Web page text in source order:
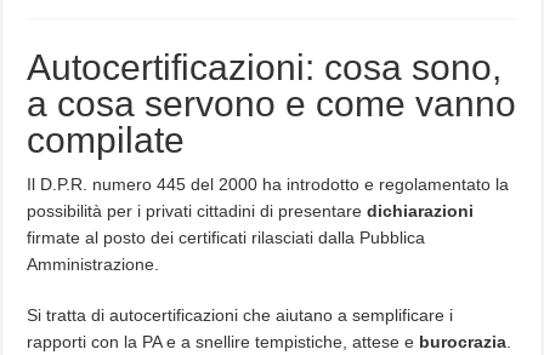
Autocertificazioni: cosa sono,
a cosa servono e come vanno
compilate
Il D.P.R. numero 445 del 2000 ha introdotto e regolamentato la
possibilità per i privati cittadini di presentaredichiarazioni
firmate al posto dei certificati rilasciati dalla Pubblica
Amministrazione.
Si tratta di autocertificazioni che aiutano a semplificare i
rapporti con la PA e a snellire tempistiche, attese e burocrazia